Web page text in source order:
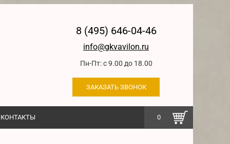
8 (495) 646-04-46
info@gkvavilon.ru
Пн-Пт: с 9.00 до 18.00
ЗАКАЗАТЬ ЗВОНОК
0
КОНТАКТЫ